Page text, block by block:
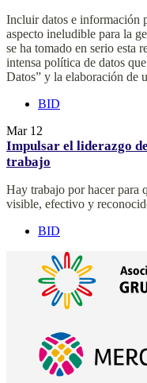
Incluir datos e información
aspecto ineludible para la
se ha tomado en serio esta
intensa política de datos
Datos” y la elaboración de
BID
Mar 12
Impulsar el liderazgo
trabajo
Hay trabajo por hacer para
visible, efectivo y
BID